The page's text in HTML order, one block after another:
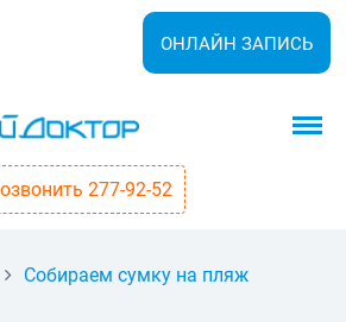
ОНЛАЙН ЗАПИСЬ
277-92-52
Собираем сумку на пляж